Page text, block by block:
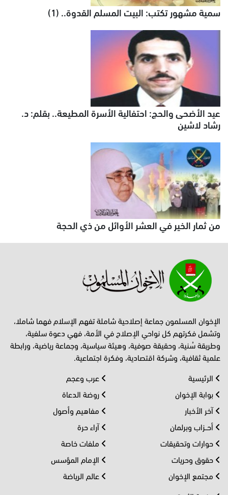
سمية مشهور تكتب: البيت المسلم القدوة.. (1)
عيد الأضحى والحج: احتفالية الأسرة المطيعة.. بقلم: د.
رشاد لاشين
من ثمار الخير في العشر الأوائل من ذي الحجة
الإخوان المسلمون جماعة إصلاحية شاملة تفهم الإسلام فهما شاملا،
وتشمل فكرتهم كل نواحي الإصلاح في الأمة، فهي دعوة سلفية،
وطريقة سُنية، وحقيقة صوفية، وهيئة سياسية، وجماعة رياضية، ورابطة
علمية ثقافية، وشركة اقتصادية، وفكرة اجتماعية.
الرئيسية
بوابة الإخوان
آخر الأخبار
أحــزاب وبرلمان
حوارات وتحقيقات
حقوق وحريات
مجتمع الإخوان
عرب وعجم
روضة الدعاة
مفاهيم وأصول
آراء حرة
ملفات خاصة
الإمام المؤسس
عالم الرياضة